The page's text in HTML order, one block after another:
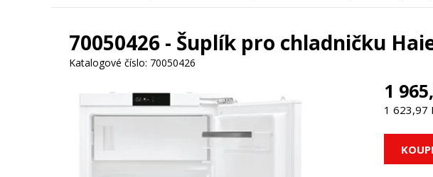
70050426 - Šuplík pro chladničku
Katalogové číslo: 70050426
1
1 623,97